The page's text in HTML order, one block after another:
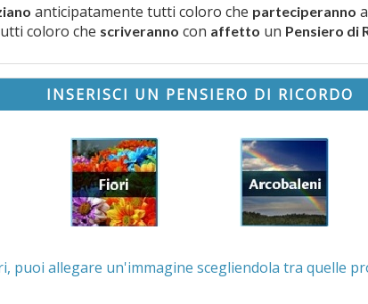
anticipatamente tutti coloro che parteciperanno
coloro che scriveranno con affetto un Pensiero di
INSERISCI UN PENSIERO DI RICORDO
. Se lo desideri, puoi allegare un'immagine